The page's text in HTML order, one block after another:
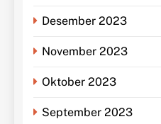
Desember 2023
November 2023
Oktober 2023
September 2023